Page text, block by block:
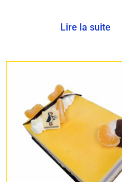
Lire la suite